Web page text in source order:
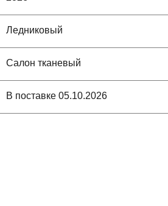
Ледниковый
Салон тканевый
В поставке 05.10.2026